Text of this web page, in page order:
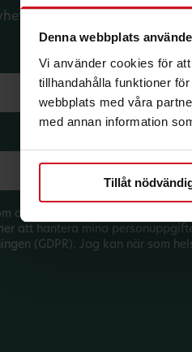
Denna webbplats
Vi använder cookies för
tillhandahålla funktioner
webbplats med våra
med annan information
Tillåt
varje månad till din
aktuella erbjudanden och
att hantera mina
(GDPR). Jag kan när som